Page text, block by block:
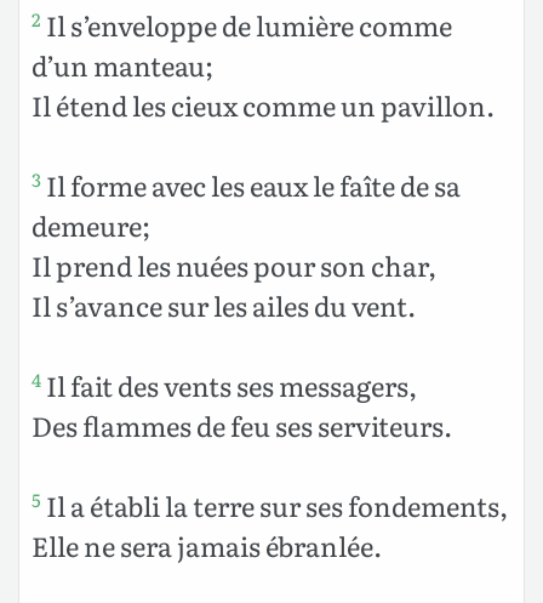
2 Il s’enveloppe de lumière comme
d’un manteau;
Il étend les cieux comme un pavillon.
3 Il forme avec les eaux le faîte de sa
demeure;
Il prend les nuées pour son char,
Il s’avance sur les ailes du vent.
4 Il fait des vents ses messagers,
Des flammes de feu ses serviteurs.
5 Il a établi la terre sur ses fondements,
Elle ne sera jamais ébranlée.